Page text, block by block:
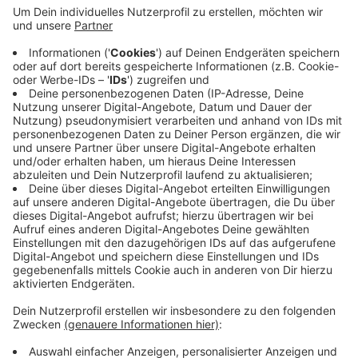
Das haben die Stadtwerke Krefeld im Gespräch mit
Welle Niederrhein bestätigt. Sie gehen von einem
technischen Defekt aus. Die Fahrerin hatte das
Problem sofort bemerkt und entsprechend reagiert.
Laut den SWK sind die Beschäftigten für solche
Probleme geschult. Es kommt immer wieder mal vor,
dass Bahnen aus den Gleisen springen. Das sei nicht
außergewöhnlich, heißt es.
Anzeige
Anzeige